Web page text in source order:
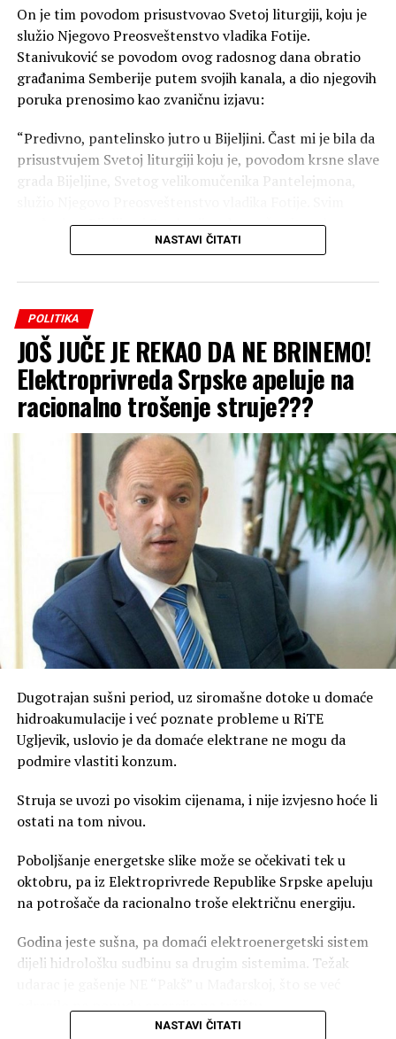
On je tim povodom prisustvovao Svetoj liturgiji, koju je
služio Njegovo Preosveštenstvo vladika Fotije.
Stanivuković se povodom ovog radosnog dana obratio
građanima Semberije putem svojih kanala, a dio njegovih
poruka prenosimo kao zvaničnu izjavu:
“Predivno, pantelinsko jutro u Bijeljini. Čast mi je bila da
prisustvujem Svetoj liturgiji koju je, povodom krsne slave
grada Bijeljine, Svetog velikomučenika Pantelejmona,
građanima Bijeljine i Semberije od srca čestitam krsnu
slavu!”, izjavio je Stanivuković.
Предивно, пантелинско
јутро у Бијељини. 🙏
Част ми је била да
присуствујем Светој
литургији коју је, поводом
крсне славе града
Бијељине, Светог
великомученика
Пантелејмона, служио
Његово Преосвештенство
владика Фотије.
Свим грађанима
Бијељине и Семберије од
срца честитам крсну…
pic.twitter.com/GUwaCViAVM
— Драшко Станивуковић
(@Stanivukovic_D) August
9, 2026
odnos koji ima prema ovom gradu.
naročito u danima koji nas podsjećaju ko smo i šta treba
da budemo. Ovakvi praznici treba da nam budu putokaz
NASTAVI ČITATI
POLITIKA
JOŠ JUČE JE REKAO DA NE BRINEMO!
Elektroprivreda Srpske apeluje na
racionalno trošenje struje???
Dugotrajan sušni period, uz siromašne dotoke u domaće
hidroakumulacije i već poznate probleme u RiTE
Ugljevik, uslovio je da domaće elektrane ne mogu da
podmire vlastiti konzum.
Struja se uvozi po visokim cijenama, i nije izvjesno hoće li
ostati na tom nivou.
Poboljšanje energetske slike može se očekivati tek u
oktobru, pa iz Elektroprivrede Republike Srpske apeluju
na potrošače da racionalno troše električnu energiju.
Godina jeste sušna, pa domaći elektroenergetski sistem
dijeli hidrološku sudbinu sa drugim sistemima. Težak
NASTAVI ČITATI